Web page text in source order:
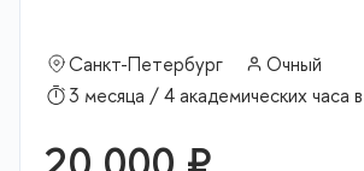
Санкт-Петербург
Очный
3 месяца / 4 академических часа